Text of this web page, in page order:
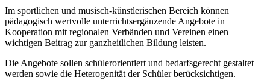
Im sportlichen und musisch-künstlerischen Bereich können
pädagogisch wertvolle unterrichtsergänzende Angebote in
Kooperation mit regionalen Verbänden und Vereinen einen
wichtigen Beitrag zur ganzheitlichen Bildung leisten.
Die Angebote sollen schülerorientiert und bedarfsgerecht gestaltet
werden sowie die Heterogenität der Schüler berücksichtigen.